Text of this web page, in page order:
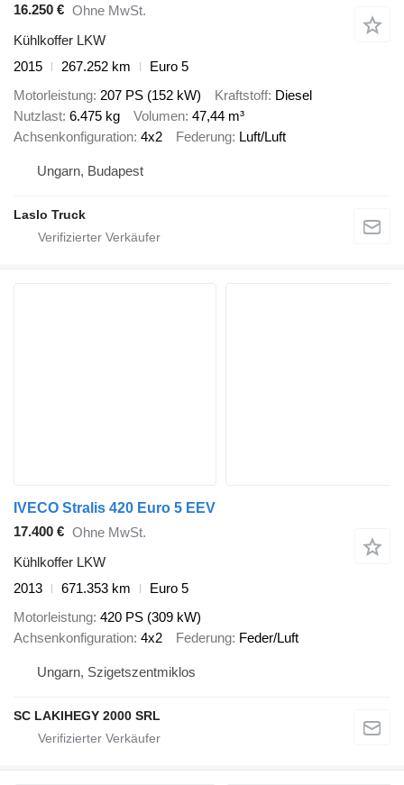
16.250 € Ohne MwSt.
Kühlkoffer LKW
2015
267.252 km
Euro 5
Motorleistung 207 PS (152 kW) Kraftstoff Diesel
Nutzlast 6.475 kg Volumen 47,44 m³
Achsenkonfiguration 4x2 Federung Luft/Luft
Ungarn, Budapest
Laslo Truck
IVECO Stralis 420 Euro 5 EEV
17.400 € Ohne MwSt.
Kühlkoffer LKW
2013
671.353 km
Euro 5
Motorleistung 420 PS (309 kW)
Achsenkonfiguration 4x2 Federung Feder/Luft
Ungarn, Szigetszentmiklos
SC LAKIHEGY 2000 SRL